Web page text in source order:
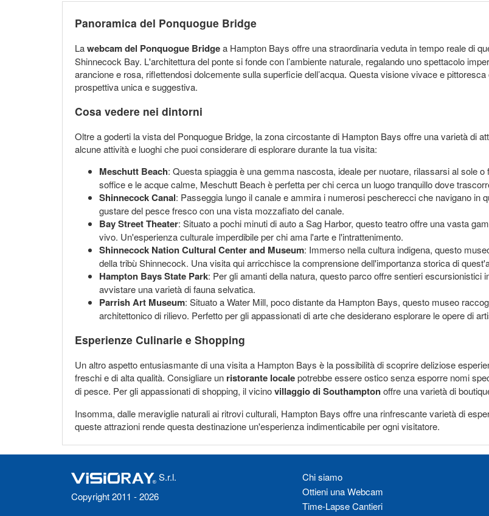
Panoramica del Ponquogue Bridge
Lawebcam del Ponquogue Bridgea Hampton Bays offre una straordinaria veduta in tempo reale di
Shinnecock Bay. L'architettura del ponte si fonde con l’ambiente naturale, regalando uno spettacolo
arancione e rosa, riflettendosi dolcemente sulla superficie dell’acqua. Questa visione vivace e
prospettiva unica e suggestiva.
Cosa vedere nei dintorni
Oltre a goderti la vista del Ponquogue Bridge, la zona circostante di Hampton Bays offre una varietà di
alcune attività e luoghi che puoi considerare di esplorare durante la tua visita:
Meschutt Beach: Questa spiaggia è una gemma nascosta, ideale per nuotare, rilassarsi al sole
soffice e le acque calme, Meschutt Beach è perfetta per chi cerca un luogo tranquillo dove
Shinnecock Canal: Passeggia lungo il canale e ammira i numerosi pescherecci che navigano in
gustare del pesce fresco con una vista mozzafiato del canale.
Bay Street Theater: Situato a pochi minuti di auto a Sag Harbor, questo teatro offre una vasta
vivo. Un'esperienza culturale imperdibile per chi ama l'arte e l'intrattenimento.
Shinnecock Nation Cultural Center and Museum: Immerso nella cultura indigena, questo
della tribù Shinnecock. Una visita qui arricchisce la comprensione dell'importanza storica di
Hampton Bays State Park: Per gli amanti della natura, questo parco offre sentieri
avvistare una varietà di fauna selvatica.
Parrish Art Museum: Situato a Water Mill, poco distante da Hampton Bays, questo museo
architettonico di rilievo. Perfetto per gli appassionati di arte che desiderano esplorare le opere di
Esperienze Culinarie e Shopping
Un altro aspetto entusiasmante di una visita a Hampton Bays è la possibilità di scoprire deliziose
freschi e di alta qualità. Consigliare un ristorante localepotrebbe essere ostico senza esporre nomi
di pesce. Per gli appassionati di shopping, il vicinovillaggio di Southamptonoffre una varietà di
Insomma, dalle meraviglie naturali ai ritrovi culturali, Hampton Bays offre una rinfrescante varietà di
queste attrazioni rende questa destinazione un'esperienza indimenticabile per ogni visitatore.
S.r.l.
Copyright 2011 - 2026
Chi siamo
Ottieni una Webcam
Time-Lapse Cantieri